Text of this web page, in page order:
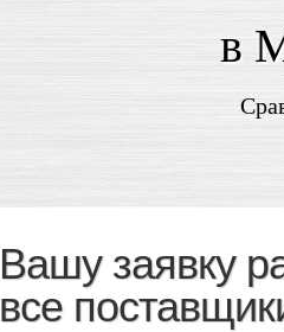
в
Вашу заявку
все